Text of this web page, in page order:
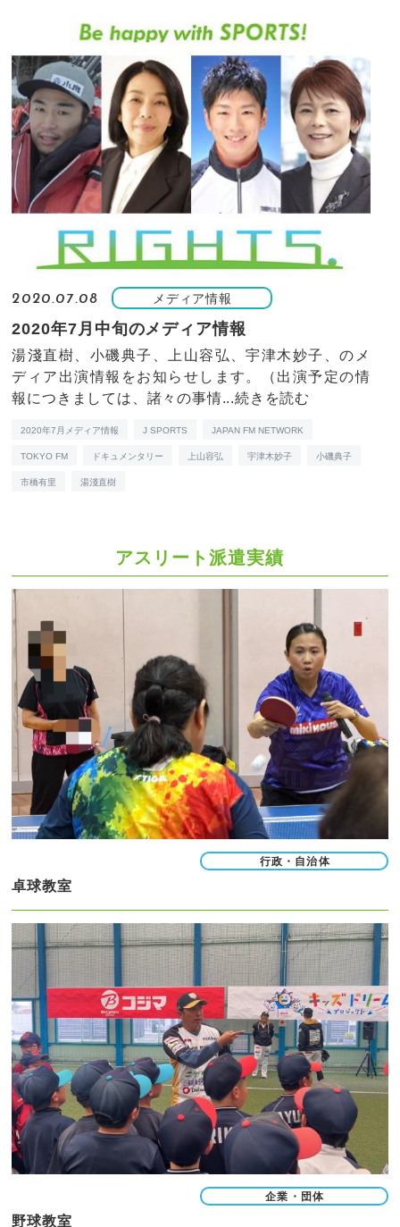
2020.07.08 メディア情報
2020年7月中旬のメディア情報
湯淺直樹、小磯典子、上山容弘、宇津木妙子、のメ
ディア出演情報をお知らせします。（出演予定の情
報につきましては、諸々の事情...続きを読む
2020年7月メディア情報 J SPORTS JAPAN FM NETWORK
TOKYO FM ドキュメンタリー 上山容弘 宇津木妙子 小磯典子
市橋有里 湯淺直樹
アスリート派遣実績
行政・自治体
卓球教室
企業・団体
野球教室